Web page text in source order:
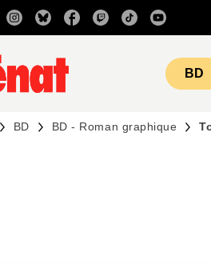
RECHERCHE CONTENU
BD
BD BD - Roman graphique